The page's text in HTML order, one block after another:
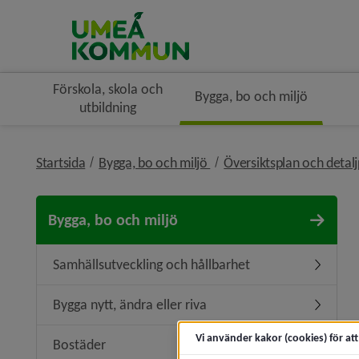
Förskola, skola och
utbildning
Bygga, bo och miljö
Startsida Bygga, bo och miljö nivå i
Översiktsplan och
Bygga, bo och miljö
Samhällsutveckling och hållbarhet
Bygga nytt, ändra eller riva
Bostäder Vi använder kakor (cookies) för